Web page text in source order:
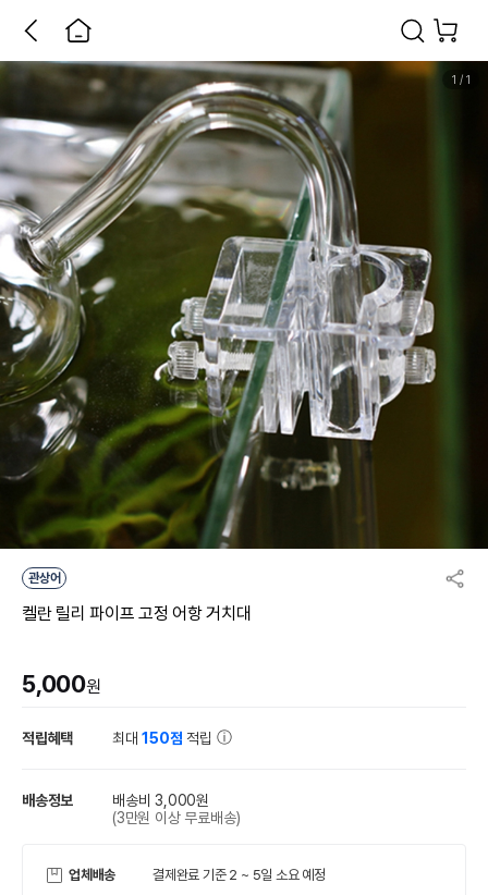
1 / 1
관상어
켈란 릴리 파이프 고정 어항 거치대
5,000원
적립혜택 최대150점 적립
배송정보
배송비 3,000원
(3만원 이상 무료배송)
업체배송 결제완료 기준 2 ~ 5일 소요 예정